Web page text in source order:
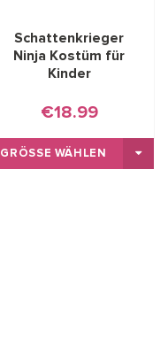
Schattenkrieger
Ninja Kostüm für
Kinder
€18.99
GRÖSSE WÄHLEN